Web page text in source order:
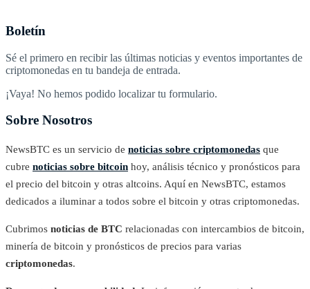
Boletín
Sé el primero en recibir las últimas noticias y eventos importantes de
criptomonedas en tu bandeja de entrada.
¡Vaya! No hemos podido localizar tu formulario.
Sobre Nosotros
NewsBTC es un servicio de noticias sobre criptomonedas que
cubre noticias sobre bitcoin hoy, análisis técnico y pronósticos para
el precio del bitcoin y otras altcoins. Aquí en NewsBTC, estamos
dedicados a iluminar a todos sobre el bitcoin y otras criptomonedas.
Cubrimos noticias de BTC relacionadas con intercambios de bitcoin,
minería de bitcoin y pronósticos de precios para varias
criptomonedas.